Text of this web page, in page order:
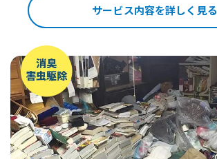
サービス内容を詳しく見る